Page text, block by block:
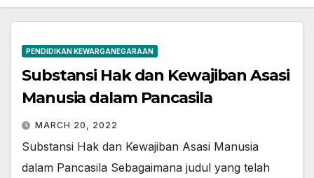
PENDIDIKAN KEWARGANEGARAAN
Substansi Hak dan Kewajiban Asasi
Manusia dalam Pancasila
MARCH 20, 2022
Substansi Hak dan Kewajiban Asasi Manusia
dalam Pancasila Sebagaimana judul yang telah